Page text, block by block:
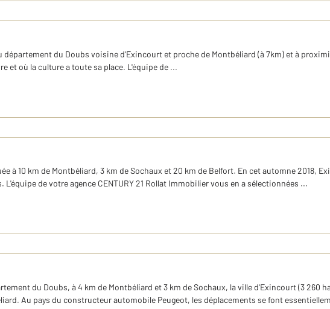
département du Doubs voisine d'Exincourt et proche de Montbéliard (à 7km) et à
et où la culture a toute sa place. L'équipe de ...
à 10 km de Montbéliard, 3 km de Sochaux et 20 km de Belfort. En cet automne 2018,
de votre agence CENTURY 21 Rollat Immobilier vous en a sélectionnées ...
du Doubs, à 4 km de Montbéliard et 3 km de Sochaux, la ville d'Exincourt (3 260
Au pays du constructeur automobile Peugeot, les déplacements se font